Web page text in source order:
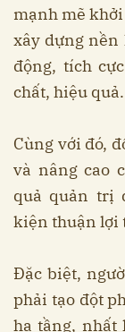
mạnh mẽ
xây dựng nền
động, tích
chất, hiệu
Cùng với đó,
và nâng cao
quả quản trị
kiện thuận lợi
Đặc biệt,
phải tạo đột
hạ tầng, nhất